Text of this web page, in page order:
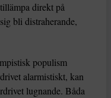
direkt på
bli distraherande,
populism
alarmistiskt, kan
lugnande. Båda